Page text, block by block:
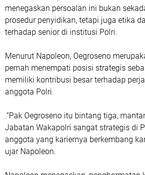
menegaskan persoalan ini bukan
prosedur penyidikan, tetapi juga etika
terhadap senior di institusi Polri.
Menurut Napoleon, Oegroseno
pernah menempati posisi strategis
memiliki kontribusi besar terhadap
anggota Polri.
.“Pak Oegroseno itu bintang tiga,
Jabatan Wakapolri sangat strategis di
anggota yang kariernya berkembang
ujar Napoleon.